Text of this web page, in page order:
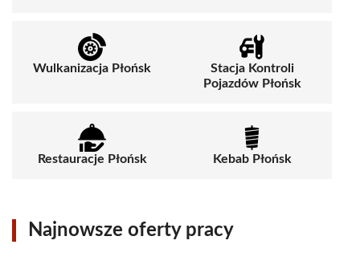
Wulkanizacja Płońsk
Stacja Kontroli
Pojazdów Płońsk
Restauracje Płońsk Kebab Płońsk
Najnowsze oferty pracy